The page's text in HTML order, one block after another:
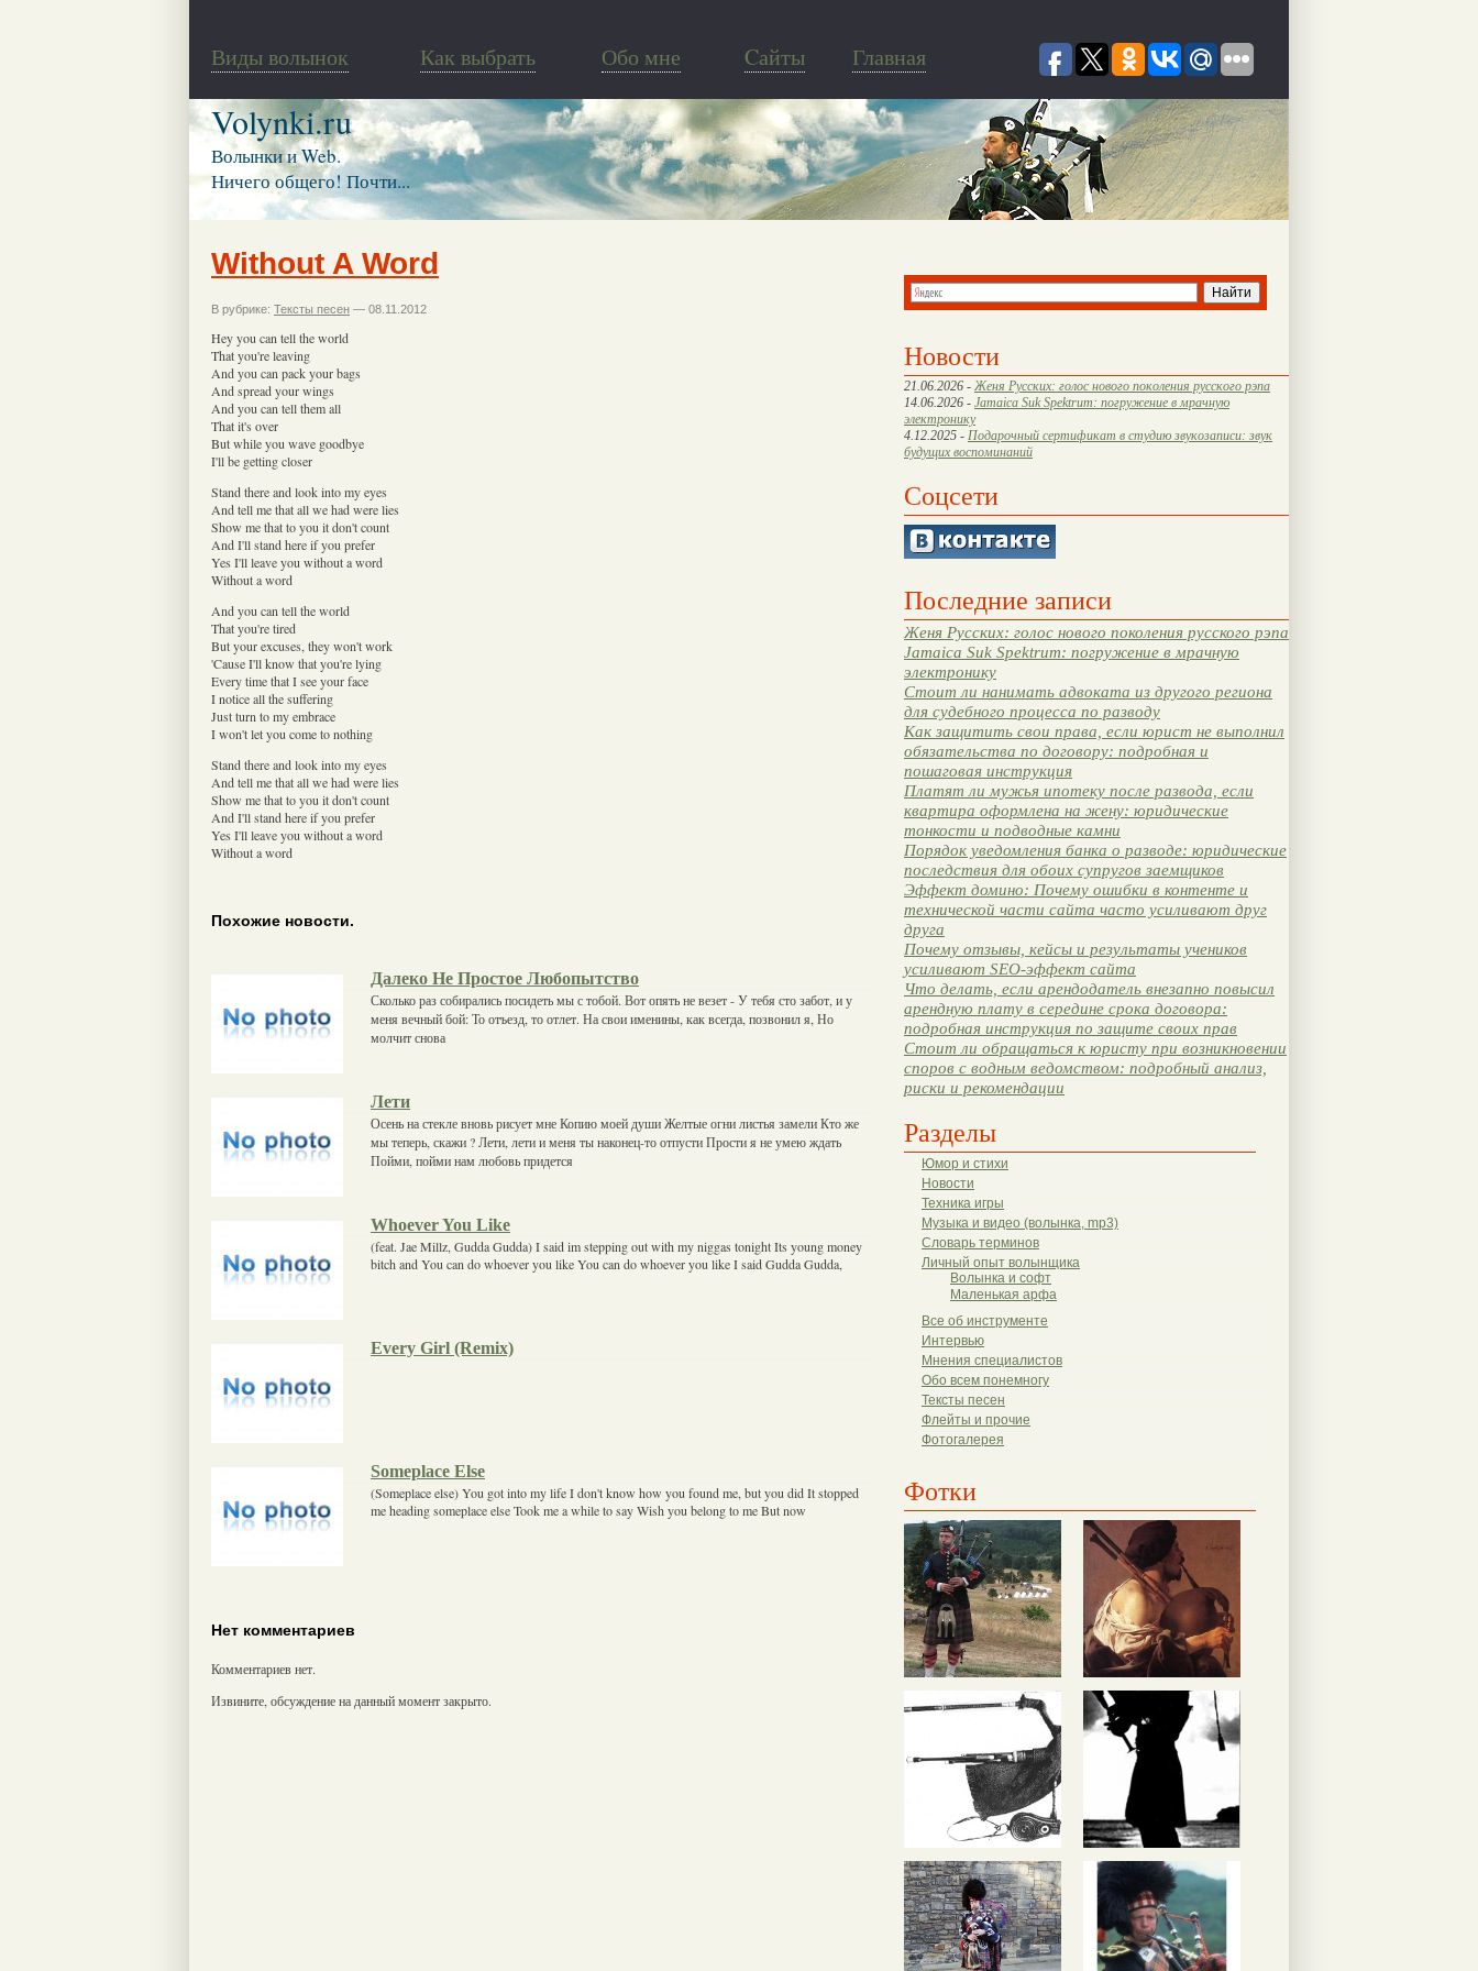
Виды волынок Как выбрать Обо мне Cайты Главная
Volynki.ru
Волынки и Web.
Ничего общего! Почти...
Новости
21.06.2026 - Женя Русских: голос нового поколения русского рэпа
14.06.2026 - Jamaica Suk Spektrum: погружение в мрачную
электронику
4.12.2025 - Подарочный сертификат в студию звукозаписи: звук
будущих воспоминаний
Соцсети
Последние записи
Женя Русских: голос нового поколения русского рэпа
Jamaica Suk Spektrum: погружение в мрачную
электронику
Стоит ли нанимать адвоката из другого региона
для судебного процесса по разводу
Как защитить свои права, если юрист не выполнил
обязательства по договору: подробная и
пошаговая инструкция
Платят ли мужья ипотеку после развода, если
квартира оформлена на жену: юридические
тонкости и подводные камни
Порядок уведомления банка о разводе: юридические
последствия для обоих супругов заемщиков
Эффект домино: Почему ошибки в контенте и
технической части сайта часто усиливают друг
друга
Почему отзывы, кейсы и результаты учеников
усиливают SEO-эффект сайта
Что делать, если арендодатель внезапно повысил
арендную плату в середине срока договора:
подробная инструкция по защите своих прав
Стоит ли обращаться к юристу при возникновении
споров с водным ведомством: подробный анализ,
риски и рекомендации
Разделы
Юмор и стихи
Новости
Техника игры
Музыка и видео (волынка, mp3)
Словарь терминов
Личный опыт волынщика
Волынка и софт
Маленькая арфа
Все об инструменте
Интервью
Мнения специалистов
Обо всем понемногу
Тексты песен
Флейты и прочие
Фотогалерея
Фотки
Without A Word
В рубрике: Тексты песен — 08.11.2012
Hey you can tell the world
That you're leaving
And you can pack your bags
And spread your wings
And you can tell them all
That it's over
But while you wave goodbye
I'll be getting closer
Stand there and look into my eyes
And tell me that all we had were lies
Show me that to you it don't count
And I'll stand here if you prefer
Yes I'll leave you without a word
Without a word
And you can tell the world
That you're tired
But your excuses, they won't work
'Cause I'll know that you're lying
Every time that I see your face
I notice all the suffering
Just turn to my embrace
I won't let you come to nothing
Stand there and look into my eyes
And tell me that all we had were lies
Show me that to you it don't count
And I'll stand here if you prefer
Yes I'll leave you without a word
Without a word
Похожие новости.
Далеко Не Простое Любопытство
Сколько раз собирались посидеть мы с тобой. Вот опять не везет - У тебя сто забот, и у
меня вечный бой: То отъезд, то отлет. На свои именины, как всегда, позвонил я, Но
молчит снова
Лети
Осень на стекле вновь рисует мне Копию моей души Желтые огни листья замели Кто же
мы теперь, скажи ? Лети, лети и меня ты наконец-то отпусти Прости я не умею ждать
Пойми, пойми нам любовь придется
Whoever You Like
(feat. Jae Millz, Gudda Gudda) I said im stepping out with my niggas tonight Its young money
bitch and You can do whoever you like You can do whoever you like I said Gudda Gudda,
Every Girl (Remix)
Someplace Else
(Someplace else) You got into my life I don't know how you found me, but you did It stopped
me heading someplace else Took me a while to say Wish you belong to me But now
Нет комментариев
Комментариев нет.
Извините, обсуждение на данный момент закрыто.